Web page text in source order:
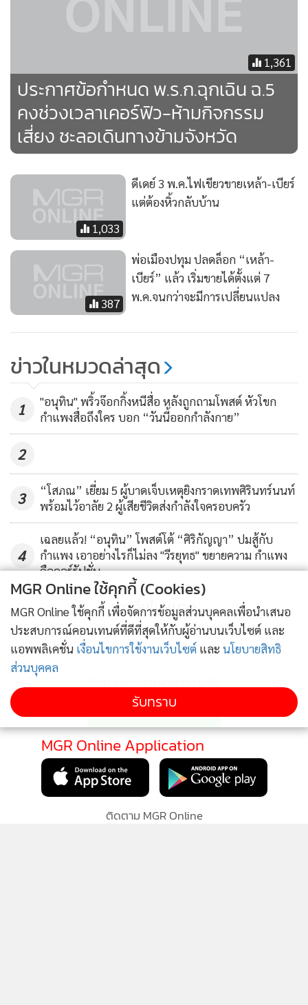
1,361
ประกาศข้อกำหนด พ.ร.ก.ฉุกเฉิน ฉ.5
คงช่วงเวลาเคอร์ฟิว-ห้ามกิจกรรม
เสี่ยง ชะลอเดินทางข้ามจังหวัด
1,033
ดีเดย์ 3 พ.ค.ไฟเขียวขายเหล้า-เบียร์
แต่ต้องหิ้วกลับบ้าน
387
พ่อเมืองปทุม ปลดล็อก “เหล้า-
เบียร์” แล้ว เริ่มขายได้ตั้งแต่ 7
พ.ค.จนกว่าจะมีการเปลี่ยนแปลง
ข่าวในหมวดล่าสุด
1
"อนุทิน" พริ้วจ๊อกกิ้งหนีสื่อ หลังถูกถามโพสต์ หัวโขก
กำแพงสื่อถึงใคร บอก “วันนี้ออกกำลังกาย”
2
3
“โสภณ” เยี่ยม 5 ผู้บาดเจ็บเหตุยิงกราดเทพศิรินทร์นนท์
พร้อมไว้อาลัย 2 ผู้เสียชีวิตส่งกำลังใจครอบครัว
4
เฉลยแล้ว! “อนุทิน” โพสต์โต้ “ศิริกัญญา” ปมสู้กับ
กำแพง เอาอย่างไรก็ไม่ลง "วีรยุทธ" ขยายความ กำแพง
คือคอร์รัปชั่น
ข่าวอื่นในหมวด
MGR Online Application
ติดตาม MGR Online
MGR Online ใช้คุกกี้ (Cookies)
MGR Online ใช้คุกกี้ เพื่อจัดการข้อมูลส่วนบุคคลเพื่อนำเสนอ
ประสบการณ์คอนเทนต์ที่ดีที่สุดให้กับผู้อ่านบนเว็บไซต์ และ
แอพพลิเคชั่น เงื่อนไขการใช้งานเว็บไซต์ และ นโยบายสิทธิ
ส่วนบุคคล
รับทราบ